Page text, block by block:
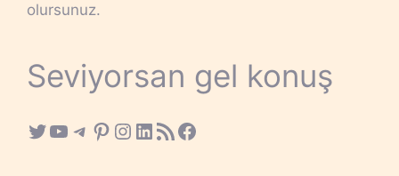
olursunuz.
Seviyorsan gel konuş
Twitter
YouTube
Telegram
Pinterest
Instagram
LinkedIn
RSS FeedFacebook